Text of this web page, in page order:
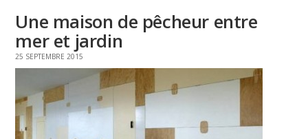
Une maison de pêcheur entre
mer et jardin
25 SEPTEMBRE 2015